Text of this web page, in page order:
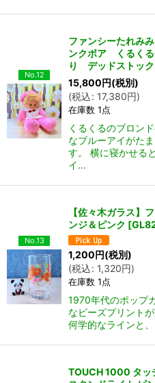
No.12
ファンシーたれみ
ンクボア くるく
り デッドストック
15,800円(税別)
(税込: 17,380円)
在庫数 1点
くるくるのブロン
なブルーアイがた
す。 横に寝かせる
イ…
No.13
【佐々木ガラス】
ンジ＆ピンク [
1,200円(税別)
(税込: 1,320円)
在庫数 1点
1970年代のポップ
なビーズプリント
何学的なラインと
TOUCH 1000 タッ